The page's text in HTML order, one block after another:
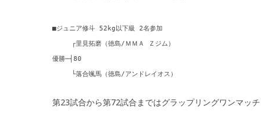
■ジュニア修斗 52kg以下級 2名参加
┌里見拓磨（徳島/ＭＭＡ Ｚジム）
優勝─┤80
└落合颯馬（徳島/アンドレイオス）
第23試合から第72試合まではグラップリングワンマッチ